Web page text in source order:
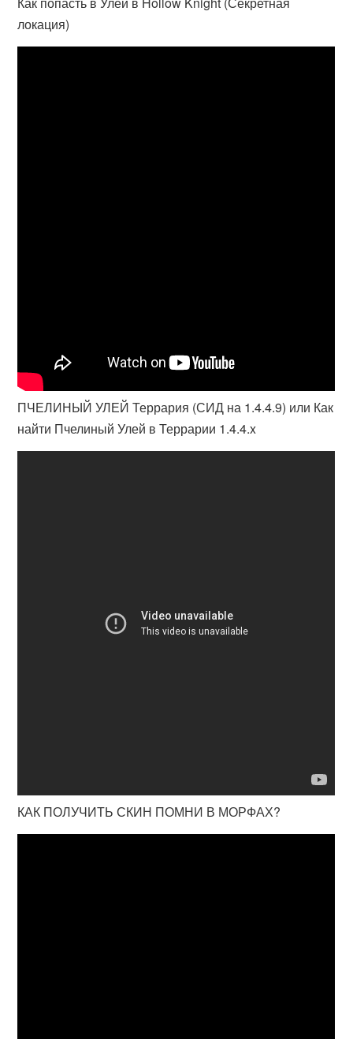
локация)
ПЧЕЛИНЫЙ УЛЕЙ Террария (СИД на 1.4.4.9) или Как
найти Пчелиный Улей в Террарии 1.4.4.x
КАК ПОЛУЧИТЬ СКИН ПОМНИ В МОРФАХ?